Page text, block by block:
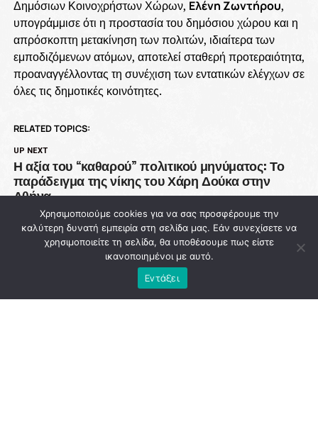
Δημόσιων Κοινοχρήστων Χώρων, Ελένη Ζωντήρου,
υπογράμμισε ότι η προστασία του δημόσιου χώρου και η
απρόσκοπτη μετακίνηση των πολιτών, ιδιαίτερα των
εμποδιζόμενων ατόμων, αποτελεί σταθερή προτεραιότητα,
προαναγγέλλοντας τη συνέχιση των εντατικών ελέγχων σε
όλες τις δημοτικές κοινότητες.
RELATED TOPICS:
UP NEXT
Η αξία του “καθαρού” πολιτικού μηνύματος: Το
παράδειγμα της νίκης του Χάρη Δούκα στην
Αθήνα
DON'T MISS
93 εκατ. ευρώ χάθηκαν από την Πολιτική
Προστασία ενώ η χώρα μετρά νεκρούς στις
Χρησιμοποιούμε cookies για να σας προσφέρουμε την
καλύτερη δυνατή εμπειρία στη σελίδα μας. Εάν συνεχίσετε να
χρησιμοποιείτε τη σελίδα, θα υποθέσουμε πως είστε
ικανοποιημένοι με αυτό.
Εντάξει